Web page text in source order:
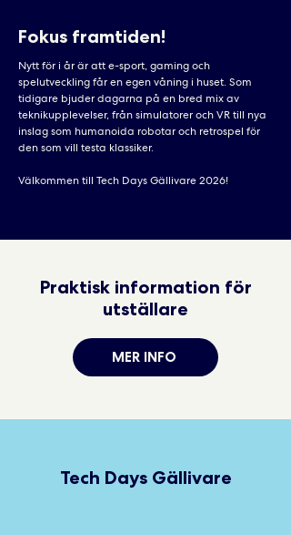
Fokus framtiden!
Nytt för i år är att e-sport, gaming och
spelutveckling får en egen våning i huset. Som
tidigare bjuder dagarna på en bred mix av
teknikupplevelser, från simulatorer och VR till nya
inslag som humanoida robotar och retrospel för
den som vill testa klassiker.
Välkommen till Tech Days Gällivare 2026!
Praktisk information för
utställare
MER INFO
Tech Days Gällivare